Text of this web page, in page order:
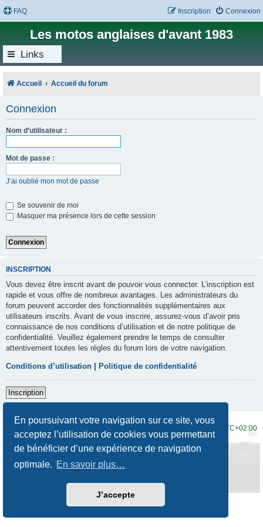
En poursuivant votre navigation sur ce site, vous
acceptez l’utilisation de cookies vous permettant
de bénéficier d’une expérience de navigation
optimale. En savoir plus…
J’accepte
FAQ Connexion
Inscription
Les motos anglaises d'avant 1983
Links
Accueil Accueil du forum
Connexion
Nom d’utilisateur :
Mot de passe :
J’ai oublié mon mot de passe
Se souvenir de moi
Masquer ma présence lors de cette session
INSCRIPTION
Vous devez être inscrit avant de pouvoir vous connecter. L’inscription est
rapide et vous offre de nombreux avantages. Les administrateurs du
forum peuvent accorder des fonctionnalités supplémentaires aux
utilisateurs inscrits. Avant de vous inscrire, assurez-vous d’avoir pris
connaissance de nos conditions d’utilisation et de notre politique de
confidentialité. Veuillez également prendre le temps de consulter
attentivement toutes les règles du forum lors de votre navigation.
Conditions d’utilisation Politique de confidentialité
Inscription
UTC+02:00
Développé par phpBB® Forum Software © phpBB Limited
Traduction française officielle
Prosilver New Edition
Confidentialité|Conditions